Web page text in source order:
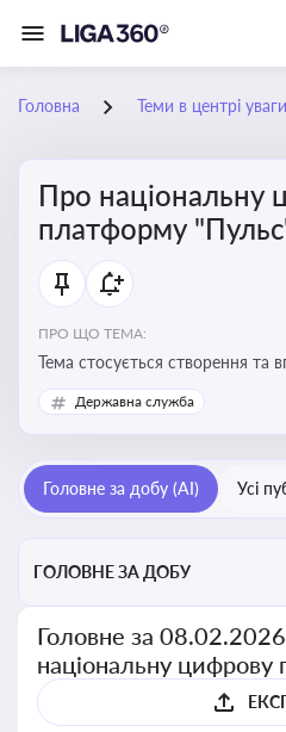
Головна Теми в центрі уваги
Про національну
платформу
ПРО ЩО ТЕМА:
Тема стосується створення та
цифрової платформи «Пульс»,
забезпечити ефективну,
Державна служба
Головне за добу (AI) Усі
ГОЛОВНЕ ЗА ДОБУ
Головне за
національну